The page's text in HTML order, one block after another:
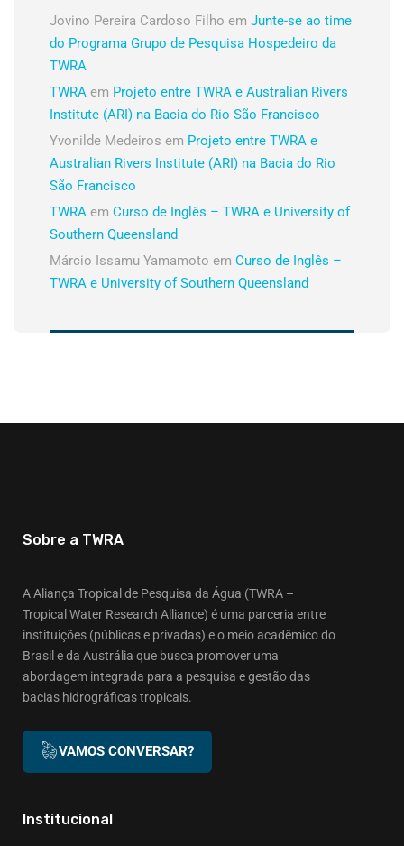
Jovino Pereira Cardoso Filho em Junte-se ao time
do Programa Grupo de Pesquisa Hospedeiro da
TWRA
TWRA em Projeto entre TWRA e Australian Rivers
Institute (ARI) na Bacia do Rio São Francisco
Yvonilde Medeiros em Projeto entre TWRA e
Australian Rivers Institute (ARI) na Bacia do Rio
São Francisco
TWRA em Curso de Inglês – TWRA e University of
Southern Queensland
Márcio Issamu Yamamoto em Curso de Inglês –
TWRA e University of Southern Queensland
Sobre a TWRA
A Aliança Tropical de Pesquisa da Água (TWRA –
Tropical Water Research Alliance) é uma parceria entre
instituições (públicas e privadas) e o meio acadêmico do
Brasil e da Austrália que busca promover uma
abordagem integrada para a pesquisa e gestão das
bacias hidrográficas tropicais.
VAMOS CONVERSAR?
Institucional